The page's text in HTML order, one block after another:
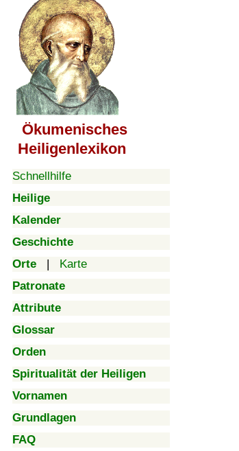
Ökumenisches
Heiligenlexikon
Schnellhilfe
Heilige
Kalender
Geschichte
Orte | Karte
Patronate
Attribute
Glossar
Orden
Spiritualität der Heiligen
Vornamen
Grundlagen
FAQ